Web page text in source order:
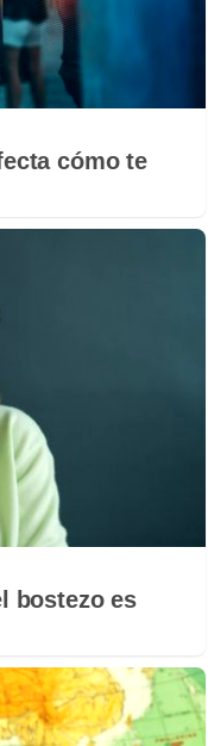
cómo te
bostezo es